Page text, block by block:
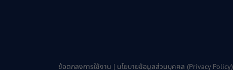
ข้อตกลงการใช้งาน | นโยบายข้อมูลส่วนบุคคล (Privacy Policy)